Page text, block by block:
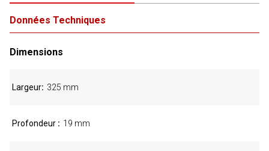
Données Techniques
Dimensions
Largeur 325 mm
Profondeur 19 mm